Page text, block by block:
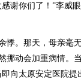
你们了！”李威眼
。那天，母亲毫
挪动会加重病情。
向太原安定医院提